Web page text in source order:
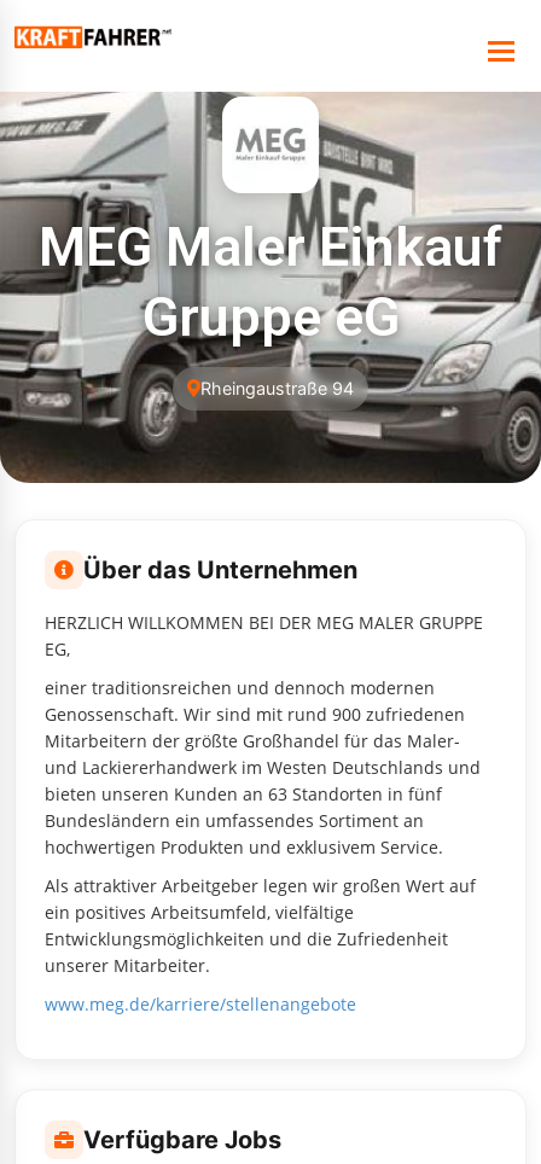
MEG Maler Einkauf
Gruppe eG
Rheingaustraße 94
Über das Unternehmen
HERZLICH WILLKOMMEN BEI DER MEG MALER GRUPPE
EG,
einer traditionsreichen und dennoch modernen
Genossenschaft. Wir sind mit rund 900 zufriedenen
Mitarbeitern der größte Großhandel für das Maler-
und Lackiererhandwerk im Westen Deutschlands und
bieten unseren Kunden an 63 Standorten in fünf
Bundesländern ein umfassendes Sortiment an
hochwertigen Produkten und exklusivem Service.
Als attraktiver Arbeitgeber legen wir großen Wert auf
ein positives Arbeitsumfeld, vielfältige
Entwicklungsmöglichkeiten und die Zufriedenheit
unserer Mitarbeiter.
www.meg.de/karriere/stellenangebote
Verfügbare Jobs